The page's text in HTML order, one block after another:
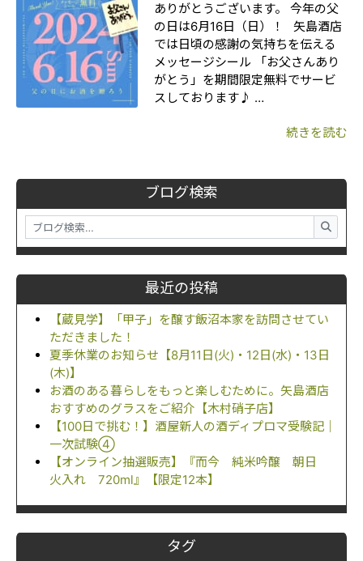
ブログ検索
最近の投稿
【蔵見学】「甲子」を醸す飯沼本家を訪問させてい
ただきました！
夏季休業のお知らせ【8月11日(火)・12日(水)・13日
(木)】
お酒のある暮らしをもっと楽しむために。矢島酒店
おすすめのグラスをご紹介【木村硝子店】
【100日で挑む！】酒屋新人の酒ディプロマ受験記｜
一次試験④
【オンライン抽選販売】『而今 純米吟醸 朝日
火入れ 720ml』【限定12本】
タグ
ありがとうございます。 今年の父
の日は6月16日（日）！ 矢島酒店
では日頃の感謝の気持ちを伝える
メッセージシール 「お父さんあり
がとう」を期間限定無料でサービ
スしております♪ …
続きを読む